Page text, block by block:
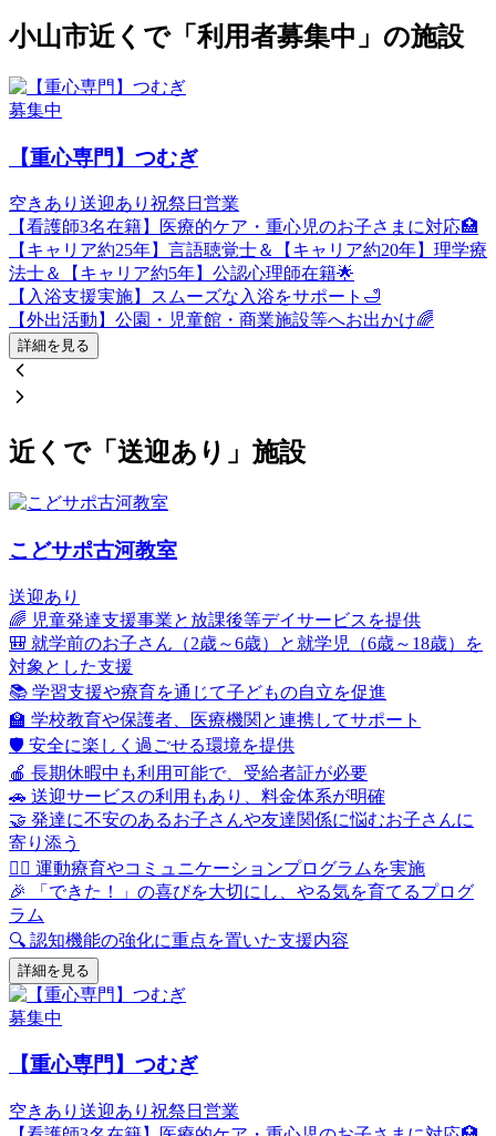
小山市近くで「利用者募集中」の施設
募集中
【重心専門】つむぎ
空きあり 送迎あり 祝祭日営業
【看護師3名在籍】医療的ケア・重心児のお子さまに対応🏥
【キャリア約25年】言語聴覚士＆【キャリア約20年】理学療
法士＆【キャリア約5年】公認心理師在籍🌟
【入浴支援実施】スムーズな入浴をサポート🛁
【外出活動】公園・児童館・商業施設等へお出かけ🌈
詳細を見る
近くで「送迎あり」施設
こどサポ古河教室
送迎あり
🌈 児童発達支援事業と放課後等デイサービスを提供
🎒 就学前のお子さん（2歳～6歳）と就学児（6歳～18歳）を
対象とした支援
📚 学習支援や療育を通じて子どもの自立を促進
🏫 学校教育や保護者、医療機関と連携してサポート
🛡️ 安全に楽しく過ごせる環境を提供
🍎 長期休暇中も利用可能で、受給者証が必要
🚗 送迎サービスの利用もあり、料金体系が明確
🤝 発達に不安のあるお子さんや友達関係に悩むお子さんに
寄り添う
🏃‍♂️ 運動療育やコミュニケーションプログラムを実施
🎉 「できた！」の喜びを大切にし、やる気を育てるプログ
ラム
🔍 認知機能の強化に重点を置いた支援内容
詳細を見る
募集中
【重心専門】つむぎ
空きあり 送迎あり 祝祭日営業